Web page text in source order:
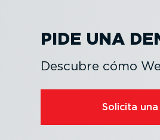
PIDE UNA
Descubre cómo
Solicita una